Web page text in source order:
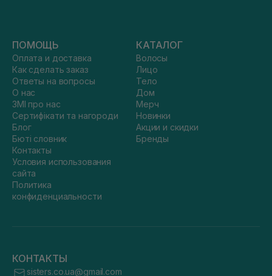
ПОМОЩЬ
Оплата и доставка
Как сделать заказ
Ответы на вопросы
О нас
ЗМІ про нас
Сертифікати та нагороди
Блог
Бюті словник
Контакты
Условия использования
сайта
Политика
конфиденциальности
КАТАЛОГ
Волосы
Лицо
Тело
Дом
Мерч
Новинки
Акции и скидки
Бренды
КОНТАКТЫ
sisters.co.ua@gmail.com